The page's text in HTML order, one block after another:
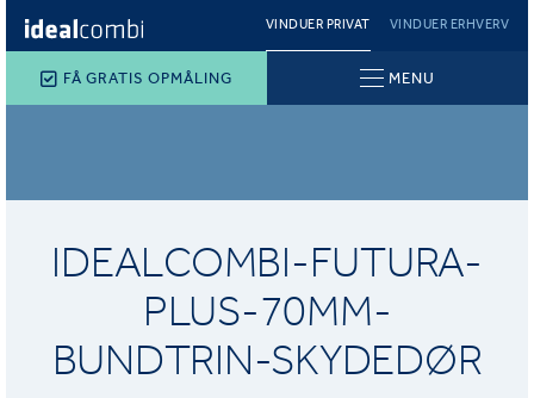
VINDUER PRIVAT VINDUER ERHVERV
FÅ GRATIS OPMÅLING MENU
IDEALCOMBI-FUTURA-
PLUS-70MM-
BUNDTRIN-SKYDEDØR